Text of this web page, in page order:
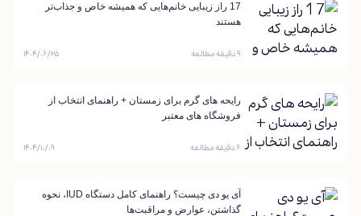
17 راز زیبایی خانم‌هایی که همیشه خاص و جذاب‌تر
هستند
۹ دقیقه مطالعه ۱۴۰۴/۰۶/۲۵
رایحه های گرم برای زمستان + راهنمای انتخاب از
فروشگاه های معتبر
۶ دقیقه مطالعه ۱۴۰۴/۱۰/۰۹
آی یو دی چیست؟ راهنمای کامل دستگاه IUD، نحوه
گذاشتن، عوارض و مراقبت‌ها